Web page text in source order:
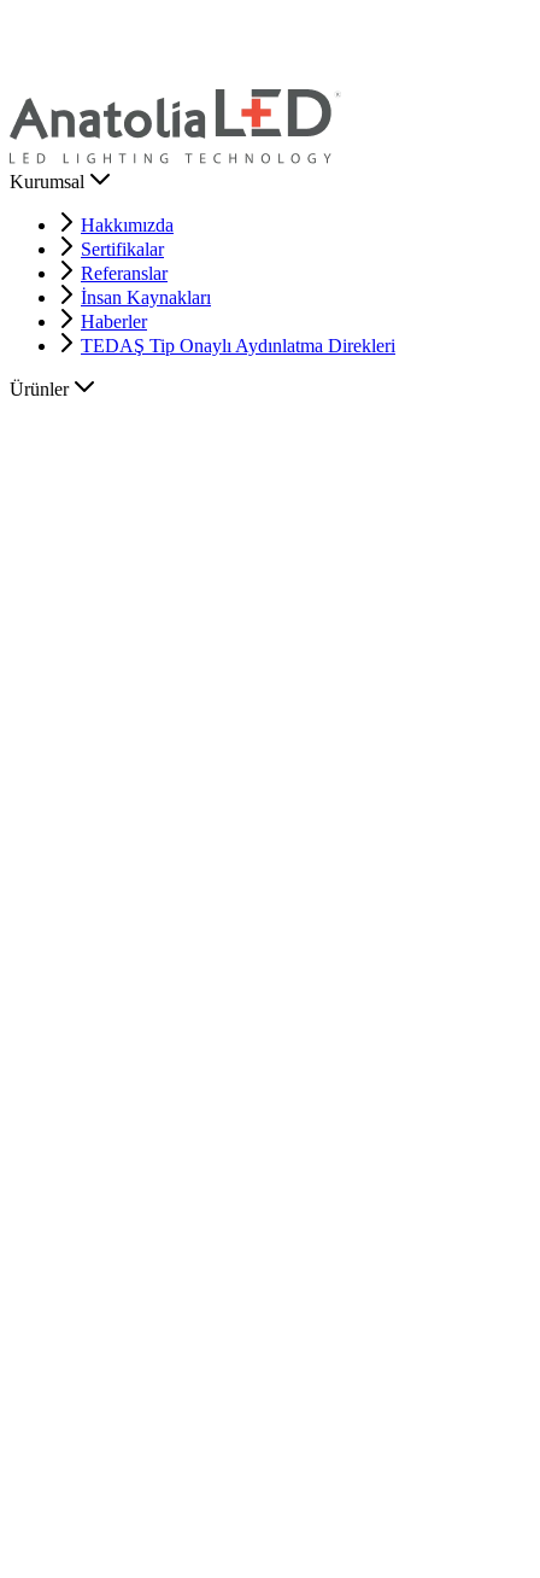
Kurumsal
Hakkımızda
Sertifikalar
Referanslar
İnsan Kaynakları
Haberler
TEDAŞ Tip Onaylı Aydınlatma Direkleri
Ürünler